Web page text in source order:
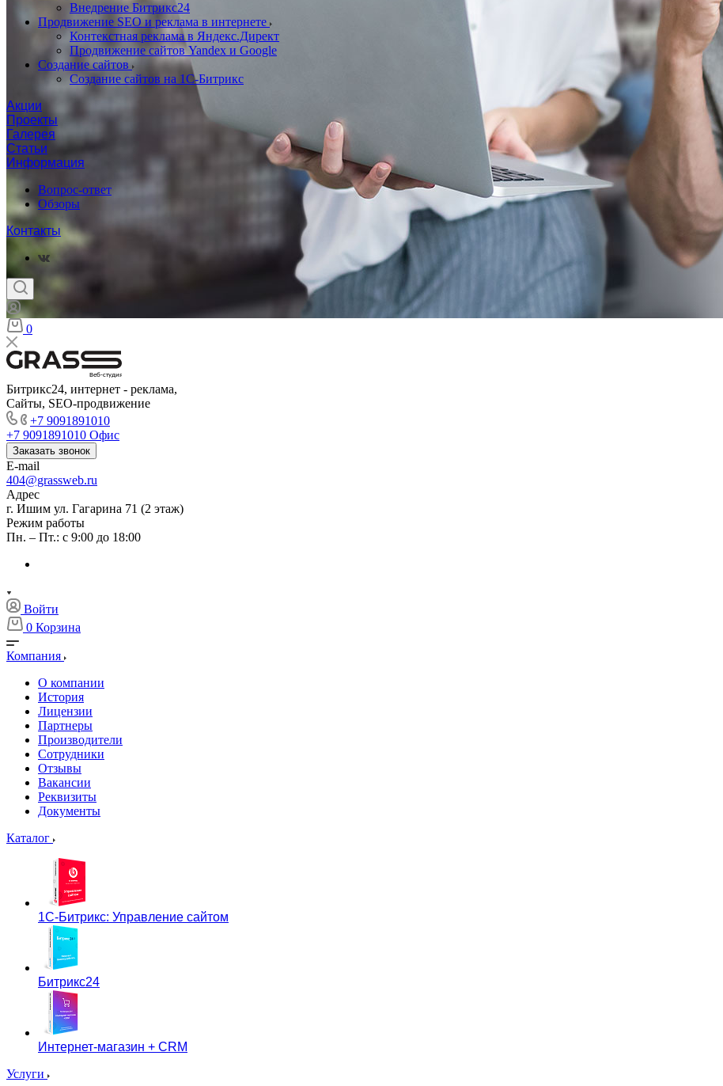
Внедрение Битрикс24
Продвижение SEO и реклама в интернете
Контекстная реклама в Яндекс.Директ
Продвижение сайтов Yandex и Google
Создание сайтов
Создание сайтов на 1С-Битрикс
Акции
Проекты
Галерея
Статьи
Информация
Вопрос-ответ
Обзоры
Контакты
0
Веб-студия
Битрикс24, интернет - реклама,
Сайты, SEO-продвижение
+7 9091891010
+7 9091891010 Офис
Заказать звонок
E-mail
404@grassweb.ru
Адрес
г. Ишим ул. Гагарина 71 (2 этаж)
Режим работы
Пн. – Пт.: с 9:00 до 18:00
Войти
0 Корзина
Компания
О компании
История
Лицензии
Партнеры
Производители
Сотрудники
Отзывы
Вакансии
Реквизиты
Документы
Каталог
1С-Битрикс: Управление сайтом
Битрикс24
Интернет-магазин + CRM
Услуги